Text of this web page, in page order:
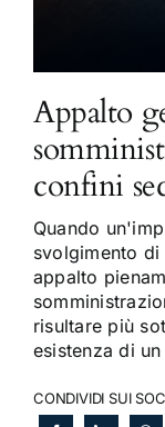
Appalto
confini
Quando
svolgimento
appalto
risultare più
esistenza di
CONDIVIDI SUI